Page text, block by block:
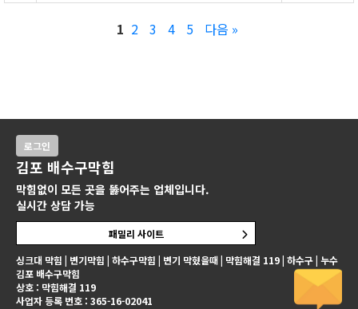
1 2 3 4 5 다음 »
싱크대 막힘 | 변기막힘 | 하수구막힘 | 변기 막혔을때 | 막힘해결 119 | 하수구 | 누수
김포 배수구막힘
상호 : 막힘해결 119
사업자 등록 번호 : 365-16-02041
로그인
김포 배수구막힘
막힘없이 모든 곳을 뚫어주는 업체입니다.
실시간 상담 가능
패밀리 사이트